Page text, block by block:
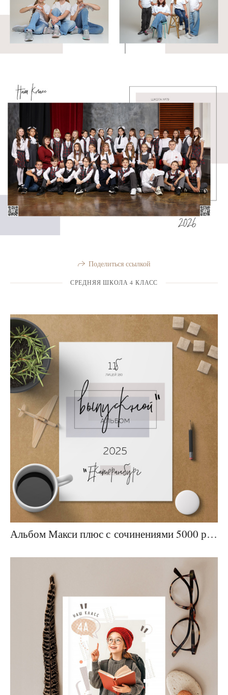
Поделиться ссылкой
СРЕДНЯЯ ШКОЛА 4 КЛАСС
Альбом Макси плюс с сочинениями 5000 рублей СТУДИЯ В ПОДАРОК!!!